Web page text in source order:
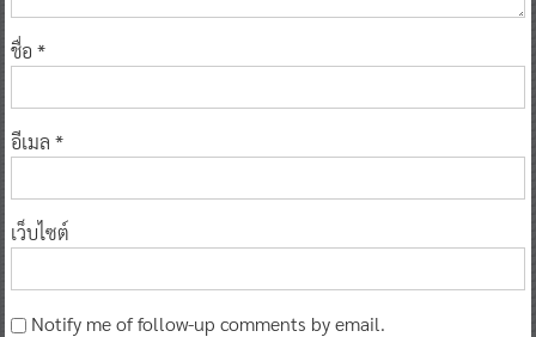
ชื่อ *
อีเมล *
เว็บไซต์
Notify me of follow-up comments by email.